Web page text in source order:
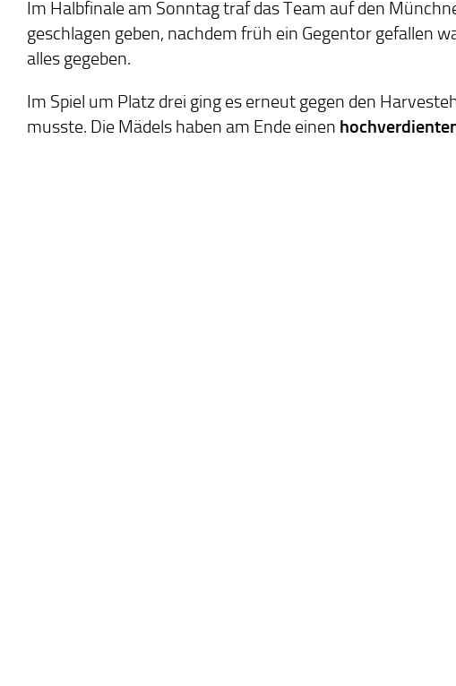
Im Halbfinale am Sonntag traf das Team auf den
geschlagen geben, nachdem früh ein Gegentor gefallen
alles gegeben.
Im Spiel um Platz drei ging es erneut gegen den
musste. Die Mädels haben am Ende einen